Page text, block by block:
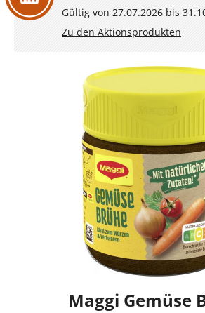
Gültig von 27.07.2026 bis
Zu den Aktionsprodukten
Maggi Gemüse